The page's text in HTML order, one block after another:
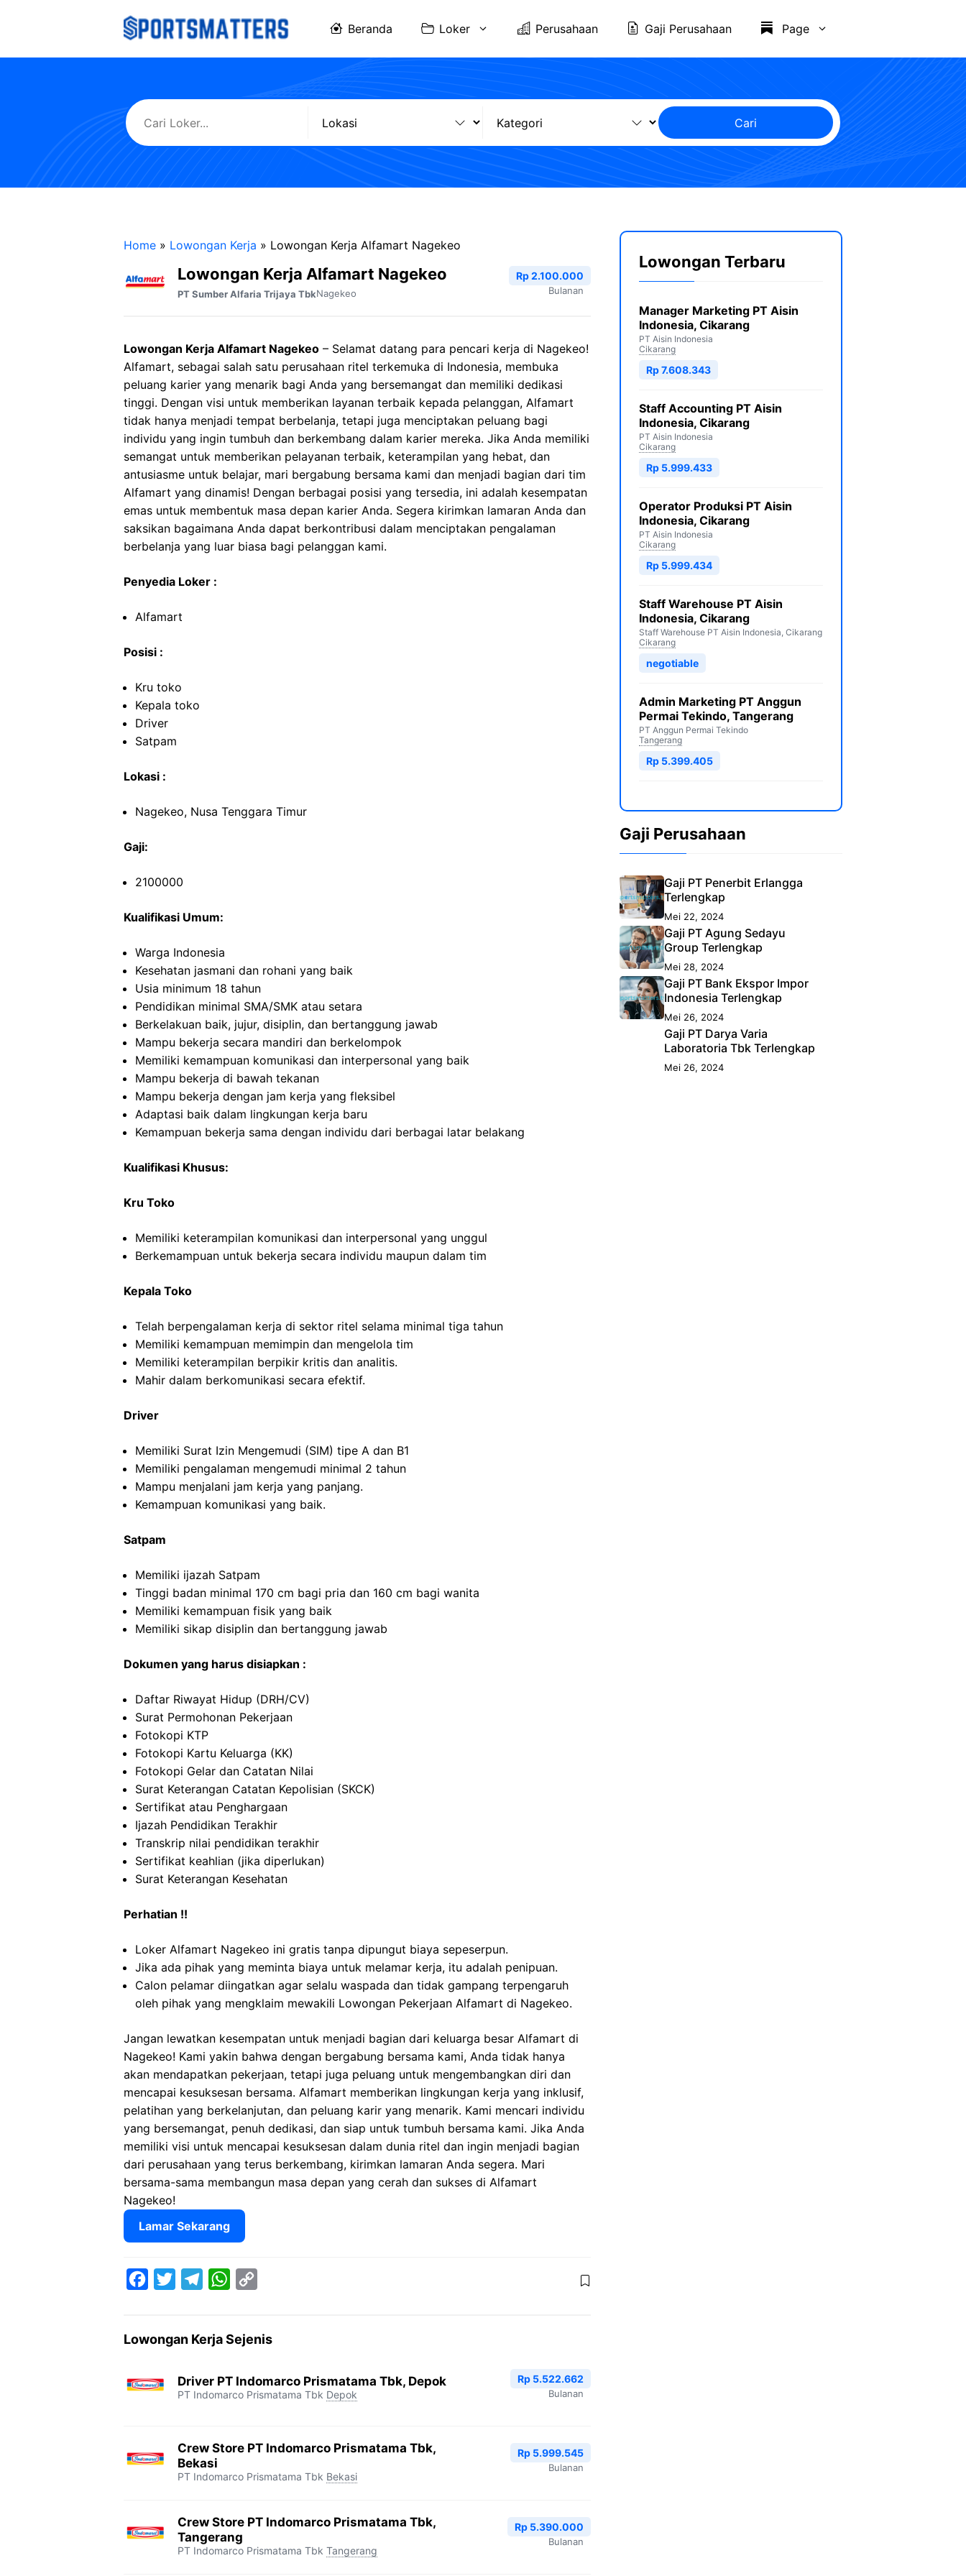
Beranda Loker Perusahaan Gaji Perusahaan Page
Cari
Home » Lowongan Kerja » Lowongan Kerja Alfamart Nagekeo
Lowongan Kerja Alfamart Nagekeo
PT Sumber Alfaria Trijaya TbkNagekeo
Rp 2.100.000
Bulanan
Lowongan Kerja Alfamart Nagekeo – Selamat datang para pencari kerja di Nagekeo!
Alfamart, sebagai salah satu perusahaan ritel terkemuka di Indonesia, membuka
peluang karier yang menarik bagi Anda yang bersemangat dan memiliki dedikasi
tinggi. Dengan visi untuk memberikan layanan terbaik kepada pelanggan, Alfamart
tidak hanya menjadi tempat berbelanja, tetapi juga menciptakan peluang bagi
individu yang ingin tumbuh dan berkembang dalam karier mereka. Jika Anda memiliki
semangat untuk memberikan pelayanan terbaik, keterampilan yang hebat, dan
antusiasme untuk belajar, mari bergabung bersama kami dan menjadi bagian dari tim
Alfamart yang dinamis! Dengan berbagai posisi yang tersedia, ini adalah kesempatan
emas untuk membentuk masa depan karier Anda. Segera kirimkan lamaran Anda dan
saksikan bagaimana Anda dapat berkontribusi dalam menciptakan pengalaman
berbelanja yang luar biasa bagi pelanggan kami.
Penyedia Loker :
Alfamart
Posisi :
Kru toko
Kepala toko
Driver
Satpam
Lokasi :
Nagekeo, Nusa Tenggara Timur
Gaji:
2100000
Kualifikasi Umum:
Warga Indonesia
Kesehatan jasmani dan rohani yang baik
Usia minimum 18 tahun
Pendidikan minimal SMA/SMK atau setara
Berkelakuan baik, jujur, disiplin, dan bertanggung jawab
Mampu bekerja secara mandiri dan berkelompok
Memiliki kemampuan komunikasi dan interpersonal yang baik
Mampu bekerja di bawah tekanan
Mampu bekerja dengan jam kerja yang fleksibel
Adaptasi baik dalam lingkungan kerja baru
Kemampuan bekerja sama dengan individu dari berbagai latar belakang
Kualifikasi Khusus:
Kru Toko
Memiliki keterampilan komunikasi dan interpersonal yang unggul
Berkemampuan untuk bekerja secara individu maupun dalam tim
Kepala Toko
Telah berpengalaman kerja di sektor ritel selama minimal tiga tahun
Memiliki kemampuan memimpin dan mengelola tim
Memiliki keterampilan berpikir kritis dan analitis.
Mahir dalam berkomunikasi secara efektif.
Driver
Memiliki Surat Izin Mengemudi (SIM) tipe A dan B1
Memiliki pengalaman mengemudi minimal 2 tahun
Mampu menjalani jam kerja yang panjang.
Kemampuan komunikasi yang baik.
Satpam
Memiliki ijazah Satpam
Tinggi badan minimal 170 cm bagi pria dan 160 cm bagi wanita
Memiliki kemampuan fisik yang baik
Memiliki sikap disiplin dan bertanggung jawab
Dokumen yang harus disiapkan :
Daftar Riwayat Hidup (DRH/CV)
Surat Permohonan Pekerjaan
Fotokopi KTP
Fotokopi Kartu Keluarga (KK)
Fotokopi Gelar dan Catatan Nilai
Surat Keterangan Catatan Kepolisian (SKCK)
Sertifikat atau Penghargaan
Ijazah Pendidikan Terakhir
Transkrip nilai pendidikan terakhir
Sertifikat keahlian (jika diperlukan)
Surat Keterangan Kesehatan
Perhatian !!
Loker Alfamart Nagekeo ini gratis tanpa dipungut biaya sepeserpun.
Jika ada pihak yang meminta biaya untuk melamar kerja, itu adalah penipuan.
Calon pelamar diingatkan agar selalu waspada dan tidak gampang terpengaruh
oleh pihak yang mengklaim mewakili Lowongan Pekerjaan Alfamart di Nagekeo.
Jangan lewatkan kesempatan untuk menjadi bagian dari keluarga besar Alfamart di
Nagekeo! Kami yakin bahwa dengan bergabung bersama kami, Anda tidak hanya
akan mendapatkan pekerjaan, tetapi juga peluang untuk mengembangkan diri dan
mencapai kesuksesan bersama. Alfamart memberikan lingkungan kerja yang inklusif,
pelatihan yang berkelanjutan, dan peluang karir yang menarik. Kami mencari individu
yang bersemangat, penuh dedikasi, dan siap untuk tumbuh bersama kami. Jika Anda
memiliki visi untuk mencapai kesuksesan dalam dunia ritel dan ingin menjadi bagian
dari perusahaan yang terus berkembang, kirimkan lamaran Anda segera. Mari
bersama-sama membangun masa depan yang cerah dan sukses di Alfamart
Nagekeo!
Lamar Sekarang
e
o
t
e
e
r
W
t
A
y
i
Lowongan Kerja Sejenis
Driver PT Indomarco Prismatama Tbk, Depok
PT Indomarco Prismatama Tbk Depok
Rp 5.522.662
Bulanan
Crew Store PT Indomarco Prismatama Tbk,
Bekasi
PT Indomarco Prismatama Tbk Bekasi
Rp 5.999.545
Bulanan
Crew Store PT Indomarco Prismatama Tbk,
Tangerang
PT Indomarco Prismatama Tbk Tangerang
Rp 5.390.000
Bulanan
Lowongan Terbaru
Manager Marketing PT Aisin
Indonesia, Cikarang
PT Aisin Indonesia
Cikarang
Rp 7.608.343
Staff Accounting PT Aisin
Indonesia, Cikarang
PT Aisin Indonesia
Cikarang
Rp 5.999.433
Operator Produksi PT Aisin
Indonesia, Cikarang
PT Aisin Indonesia
Cikarang
Rp 5.999.434
Staff Warehouse PT Aisin
Indonesia, Cikarang
Staff Warehouse PT Aisin Indonesia, Cikarang
Cikarang
negotiable
Admin Marketing PT Anggun
Permai Tekindo, Tangerang
PT Anggun Permai Tekindo
Tangerang
Rp 5.399.405
Gaji Perusahaan
Gaji PT Penerbit Erlangga
Terlengkap
Mei 22, 2024
Gaji PT Agung Sedayu
Group Terlengkap
Mei 28, 2024
Gaji PT Bank Ekspor Impor
Indonesia Terlengkap
Mei 26, 2024
Gaji PT Darya Varia
Laboratoria Tbk Terlengkap
Mei 26, 2024